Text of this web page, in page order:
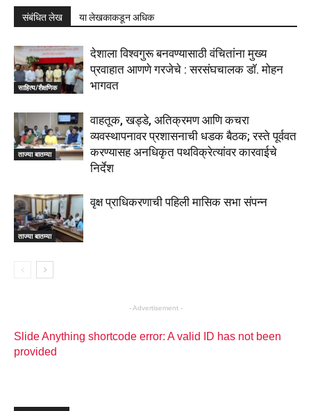
संबंधित लेख या लेखकाकडून अधिक
साहित्य/शैक्षणिक
देशाला विश्वगुरू बनवण्यासाठी वंचितांना मुख्य
प्रवाहात आणणे गरजेचे : सरसंघचालक डाॅ. मोहन
भागवत
ताज्या बातम्या
वाहतूक, खड्डे, अतिक्रमण आणि कचरा
व्यवस्थापनावर प्रशासनाची धडक बैठक; रस्ते पूर्ववत
करण्यासह अनधिकृत पथविक्रेत्यांवर कारवाईचे
निर्देश
ताज्या बातम्या
वृक्ष प्राधिकरणाची पहिली मासिक सभा संपन्न
- Advertisement -
Slide Anything shortcode error: A valid ID has not been
provided